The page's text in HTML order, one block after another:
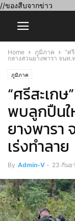
//ของสืบจากข่าว
Home ภูมิภาค
“ศ
กลางสวนยางพารา จนท.
ภูมิภาค
“ศรีสะเก
พบลูกปืน
ยางพารา
เร่งทำลาย
By Admin-V - 23 กันย